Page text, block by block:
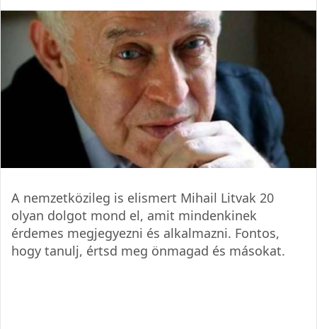
A nemzetközileg is elismert Mihail Litvak 20
olyan dolgot mond el, amit mindenkinek
érdemes megjegyezni és alkalmazni. Fontos,
hogy tanulj, értsd meg önmagad és másokat.